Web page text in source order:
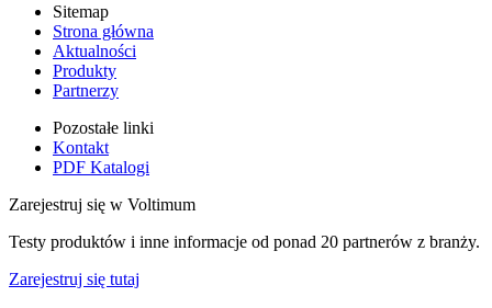
Sitemap
Strona główna
Aktualności
Produkty
Partnerzy
Pozostałe linki
Kontakt
PDF Katalogi
Zarejestruj się w Voltimum
Testy produktów i inne informacje od ponad 20 partnerów z branży.
Zarejestruj się tutaj